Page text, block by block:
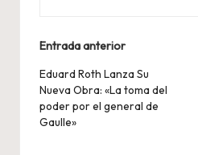
Navegación
de
entradas
Entrada anterior
Eduard Roth Lanza Su
Nueva Obra: «La toma del
poder por el general de
Gaulle»